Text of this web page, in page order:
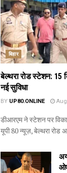
बिहार
बेल्थरा रोड स्टेशन: 15
नई सुविधा
BY UP80.ONLINE
डीआरएम ने स्टेशन पर
यूपी 80 न्यूज़, बेल्थरा रोड